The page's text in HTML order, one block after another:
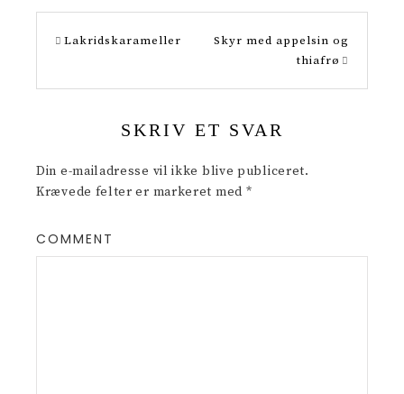
Lakridskarameller
Skyr med appelsin og
thiafrø
SKRIV ET SVAR
Din e-mailadresse vil ikke blive publiceret.
Krævede felter er markeret med *
COMMENT